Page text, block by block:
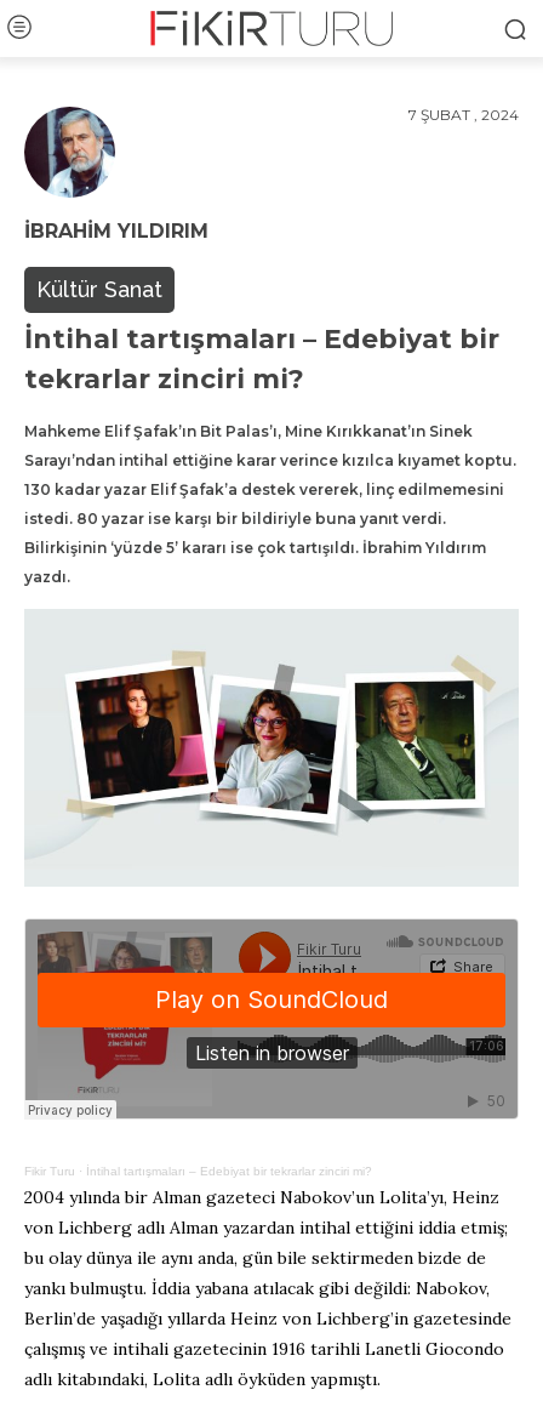
7 ŞUBAT , 2024
İBRAHIM YILDIRIM
Kültür Sanat
İntihal tartışmaları – Edebiyat bir
tekrarlar zinciri mi?
Mahkeme Elif Şafak’ın Bit Palas’ı, Mine Kırıkkanat’ın Sinek
Sarayı’ndan intihal ettiğine karar verince kızılca kıyamet koptu.
130 kadar yazar Elif Şafak’a destek vererek, linç edilmemesini
istedi. 80 yazar ise karşı bir bildiriyle buna yanıt verdi.
Bilirkişinin ‘yüzde 5’ kararı ise çok tartışıldı. İbrahim Yıldırım
yazdı.
Fikir Turu · İntihal tartışmaları – Edebiyat bir tekrarlar zinciri mi?
2004 yılında bir Alman gazeteci Nabokov’un Lolita’yı, Heinz
von Lichberg adlı Alman yazardan intihal ettiğini iddia etmiş;
bu olay dünya ile aynı anda, gün bile sektirmeden bizde de
yankı bulmuştu. İddia yabana atılacak gibi değildi: Nabokov,
Berlin’de yaşadığı yıllarda Heinz von Lichberg’in gazetesinde
çalışmış ve intihali gazetecinin 1916 tarihli Lanetli Giocondo
adlı kitabındaki, Lolita adlı öyküden yapmıştı.